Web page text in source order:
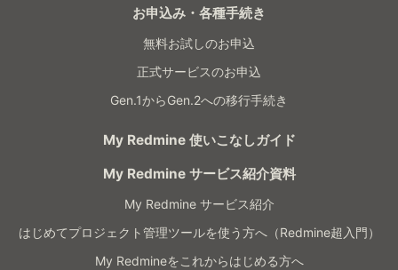
お申込み・各種手続き
無料お試しのお申込
正式サービスのお申込
Gen.1からGen.2への移行手続き
My Redmine 使いこなしガイド
My Redmine サービス紹介資料
My Redmine サービス紹介
はじめてプロジェクト管理ツールを使う方へ（Redmine超入門）
My Redmineをこれからはじめる方へ